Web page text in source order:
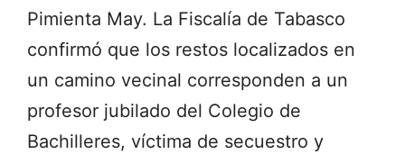
Pimienta May. La Fiscalía de Tabasco
confirmó que los restos localizados en
un camino vecinal corresponden a un
profesor jubilado del Colegio de
Bachilleres, víctima de secuestro y